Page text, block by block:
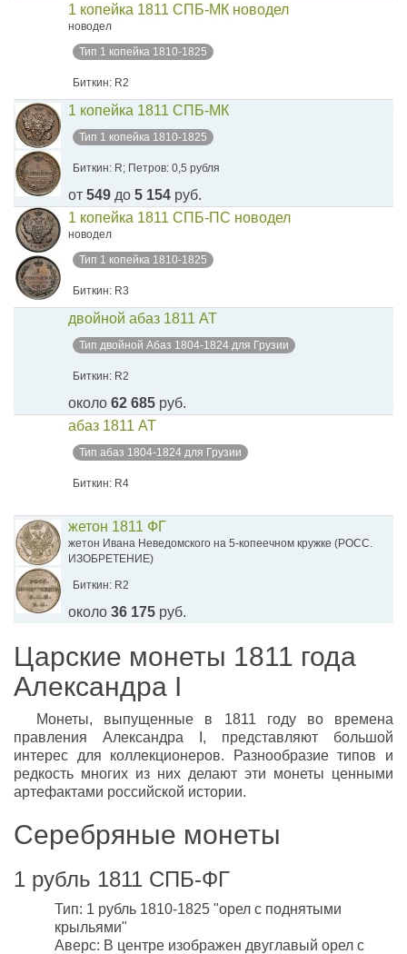
1 копейка 1811 СПБ-МК новодел
новодел
Тип 1 копейка 1810-1825
Биткин: R2
1 копейка 1811 СПБ-МК
Тип 1 копейка 1810-1825
Биткин: R; Петров: 0,5 рубля
от 549 до 5 154 руб.
1 копейка 1811 СПБ-ПС новодел
новодел
Тип 1 копейка 1810-1825
Биткин: R3
двойной абаз 1811 АТ
Тип двойной Абаз 1804-1824 для Грузии
Биткин: R2
около 62 685 руб.
абаз 1811 АТ
Тип абаз 1804-1824 для Грузии
Биткин: R4
жетон 1811 ФГ
жетон Ивана Неведомского на 5-копеечном кружке (РОСС.
ИЗОБРЕТЕНИЕ)
Биткин: R2
около 36 175 руб.
Царские монеты 1811 года
Александра I
Монеты, выпущенные в 1811 году во времена
правления Александра I, представляют большой
интерес для коллекционеров. Разнообразие типов и
редкость многих из них делают эти монеты ценными
артефактами российской истории.
Серебряные монеты
1 рубль 1811 СПБ-ФГ
Тип: 1 рубль 1810-1825 "орел с поднятыми
крыльями"
Аверс: В центре изображен двуглавый орел с